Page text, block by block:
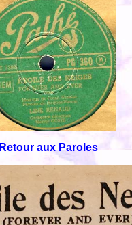
Retour aux Paroles